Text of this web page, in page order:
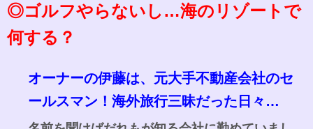
◎ゴルフやらないし…海のリゾートで
何する？
オーナーの伊藤は、元大手不動産会社のセ
ールスマン！海外旅行三昧だった日々…